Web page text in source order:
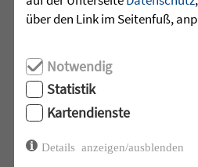
mehr lesen
Zeit füreinander
über den Link im Seitenfuß,
Notwendig
Statistik
Kartendienste
Details anzeigen/ausblenden